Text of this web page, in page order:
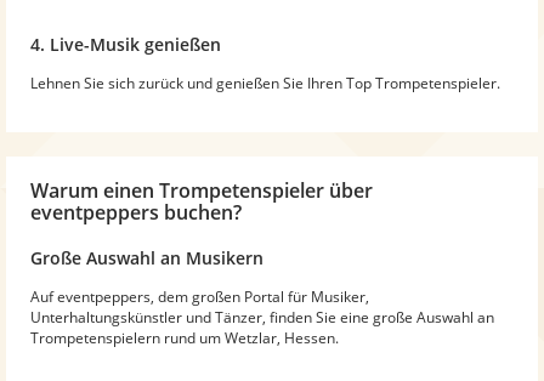
4. Live-Musik genießen
Lehnen Sie sich zurück und genießen Sie Ihren Top Trompetenspieler.
Warum einen Trompetenspieler über
eventpeppers buchen?
Große Auswahl an Musikern
Auf eventpeppers, dem großen Portal für Musiker,
Unterhaltungskünstler und Tänzer, finden Sie eine große Auswahl an
Trompetenspielern rund um Wetzlar, Hessen.